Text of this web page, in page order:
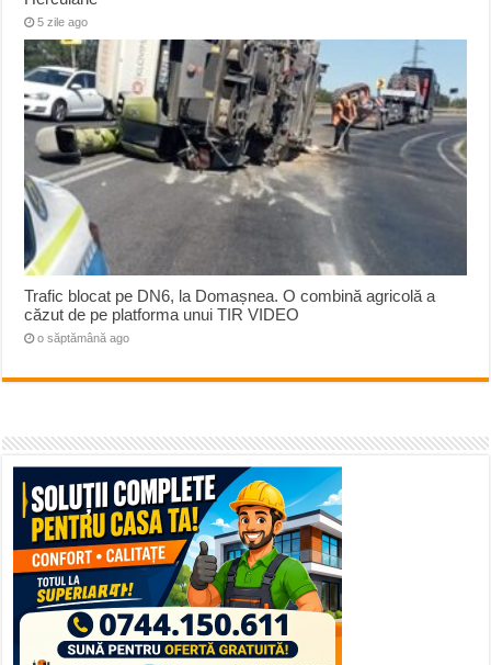
5 zile ago
Trafic blocat pe DN6, la Domașnea. O combină agricolă a
căzut de pe platforma unui TIR VIDEO
o săptămână ago